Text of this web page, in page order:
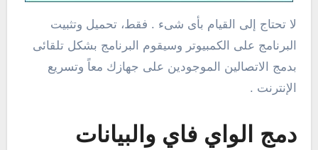
لا تحتاج إلى القيام بأى شىء . فقط، تحميل وتثبيت
البرنامج على الكمبيوتر وسيقوم البرنامج بشكل تلقائى
بدمج الاتصالين الموجودين على جهازك معاً وتسريع
الإنترنت .
دمج الواي فاي والبيانات